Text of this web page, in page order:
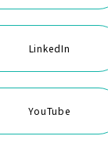
LinkedIn
YouTube